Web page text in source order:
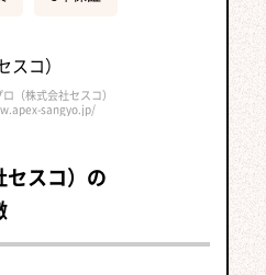
（株式会社セスコ）
sangyo.jp/
セスコ）の